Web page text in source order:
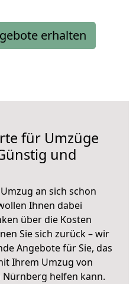
erhalten
für Umzüge
und
an sich schon
Ihnen dabei
über die Kosten
Sie sich zurück – wir
Angebote für Sie, das
Ihrem Umzug von
helfen kann.